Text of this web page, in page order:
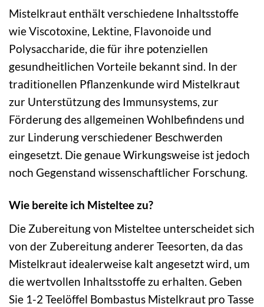
Mistelkraut enthält verschiedene Inhaltsstoffe
wie Viscotoxine, Lektine, Flavonoide und
Polysaccharide, die für ihre potenziellen
gesundheitlichen Vorteile bekannt sind. In der
traditionellen Pflanzenkunde wird Mistelkraut
zur Unterstützung des Immunsystems, zur
Förderung des allgemeinen Wohlbefindens und
zur Linderung verschiedener Beschwerden
eingesetzt. Die genaue Wirkungsweise ist jedoch
noch Gegenstand wissenschaftlicher Forschung.
Wie bereite ich Misteltee zu?
Die Zubereitung von Misteltee unterscheidet sich
von der Zubereitung anderer Teesorten, da das
Mistelkraut idealerweise kalt angesetzt wird, um
die wertvollen Inhaltsstoffe zu erhalten. Geben
Sie 1-2 Teelöffel Bombastus Mistelkraut pro Tasse